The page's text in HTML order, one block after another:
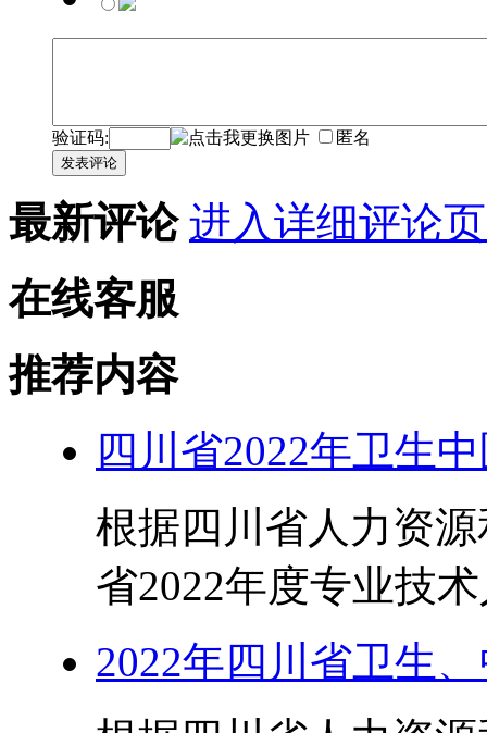
验证码: 匿名
发表评论
最新评论 进入详细评论
在线客服
推荐内容
四川省2022年卫生
根据四川省人力资
省2022年度专业技
2022年四川省卫生